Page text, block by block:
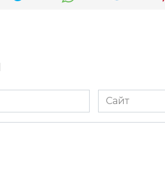
Сайт